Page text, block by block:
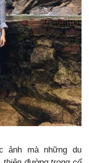
ảnh mà những du